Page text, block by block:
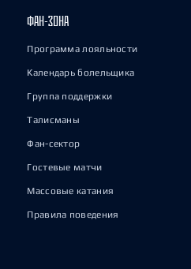
ФАН-ЗОНА
Программа лояльности
Календарь болельщика
Группа поддержки
Талисманы
Фан-сектор
Гостевые матчи
Массовые катания
Правила поведения